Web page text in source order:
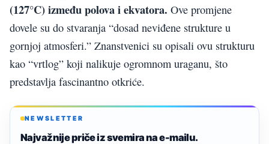
(127°C) između polova i ekvatora. Ove promjene
dovele su do stvaranja “dosad neviđene strukture u
gornjoj atmosferi.” Znanstvenici su opisali ovu strukturu
kao “vrtlog” koji nalikuje ogromnom uraganu, što
predstavlja fascinantno otkriće.
NEWSLETTER
Najvažnije priče iz svemira na e-mailu.